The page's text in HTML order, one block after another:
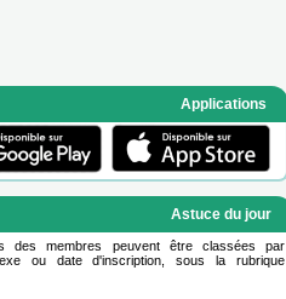
Applications
Astuce du jour
des membres peuvent être classées par
ou date d'inscription, sous la rubrique